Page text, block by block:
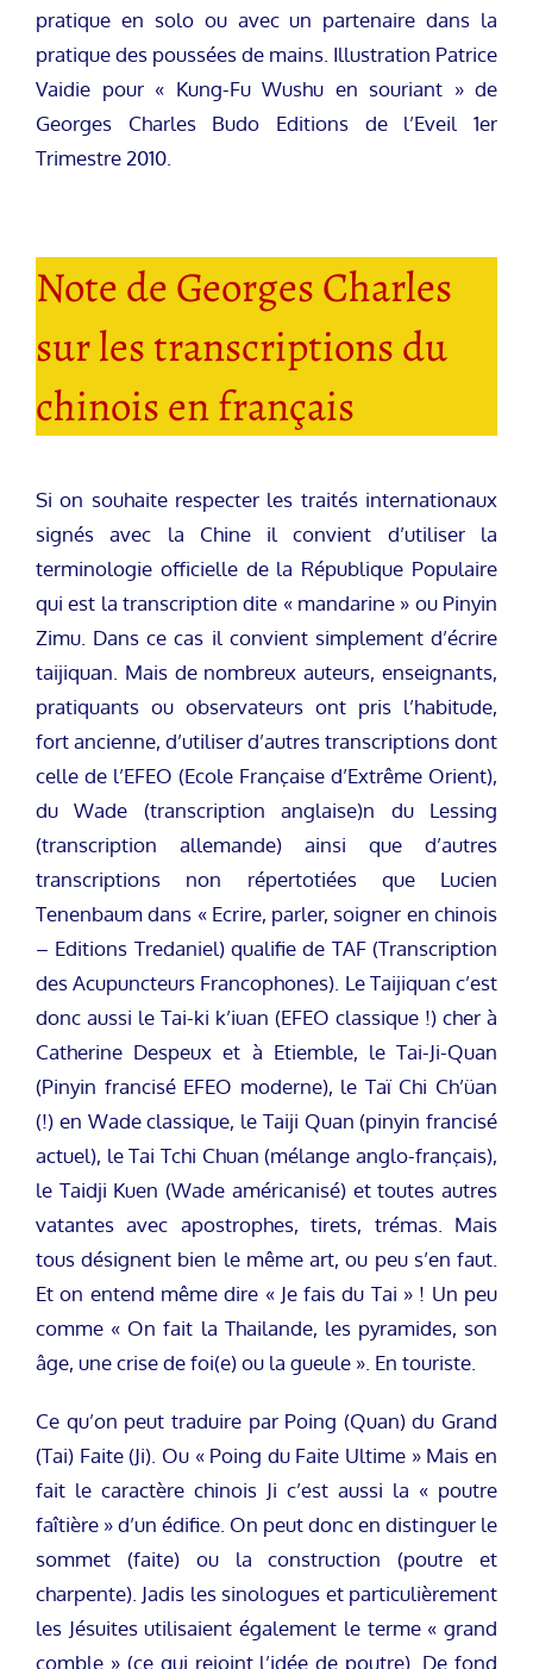
pratique en solo ou avec un partenaire dans la
pratique des poussées de mains. Illustration Patrice
Vaidie pour « Kung-Fu Wushu en souriant » de
Georges Charles Budo Editions de l’Eveil 1er
Trimestre 2010.
Note de Georges Charles
sur les transcriptions du
chinois en français
Si on souhaite respecter les traités internationaux
signés avec la Chine il convient d’utiliser la
terminologie officielle de la République Populaire
qui est la transcription dite « mandarine » ou Pinyin
Zimu. Dans ce cas il convient simplement d’écrire
taijiquan. Mais de nombreux auteurs, enseignants,
pratiquants ou observateurs ont pris l’habitude,
fort ancienne, d’utiliser d’autres transcriptions dont
celle de l’EFEO (Ecole Française d’Extrême Orient),
du Wade (transcription anglaise)n du Lessing
(transcription allemande) ainsi que d’autres
transcriptions non répertotiées que Lucien
Tenenbaum dans « Ecrire, parler, soigner en chinois
– Editions Tredaniel) qualifie de TAF (Transcription
des Acupuncteurs Francophones). Le Taijiquan c’est
donc aussi le Tai-ki k’iuan (EFEO classique !) cher à
Catherine Despeux et à Etiemble, le Tai-Ji-Quan
(Pinyin francisé EFEO moderne), le Taï Chi Ch’üan
(!) en Wade classique, le Taiji Quan (pinyin francisé
actuel), le Tai Tchi Chuan (mélange anglo-français),
le Taidji Kuen (Wade américanisé) et toutes autres
vatantes avec apostrophes, tirets, trémas. Mais
tous désignent bien le même art, ou peu s’en faut.
Et on entend même dire « Je fais du Tai » ! Un peu
comme « On fait la Thailande, les pyramides, son
âge, une crise de foi(e) ou la gueule ». En touriste.
Ce qu’on peut traduire par Poing (Quan) du Grand
(Tai) Faite (Ji). Ou « Poing du Faite Ultime » Mais en
fait le caractère chinois Ji c’est aussi la « poutre
faîtière » d’un édifice. On peut donc en distinguer le
sommet (faite) ou la construction (poutre et
charpente). Jadis les sinologues et particulièrement
les Jésuites utilisaient également le terme « grand
comble » (ce qui rejoint l’idée de poutre). De fond